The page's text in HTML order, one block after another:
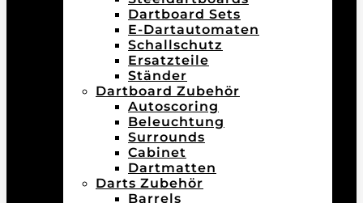
Dartboard Sets
E-Dartautomaten
Schallschutz
Ersatzteile
Ständer
Dartboard Zubehör
Autoscoring
Beleuchtung
Surrounds
Cabinet
Dartmatten
Darts Zubehör
Barrels